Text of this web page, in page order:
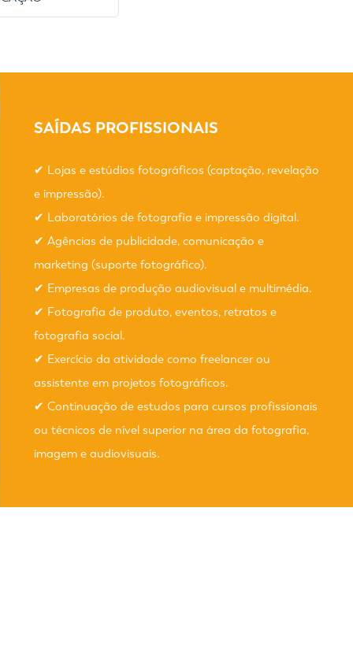
SAÍDAS PROFISSIONAIS
✔ Lojas e estúdios fotográficos (captação, revelação
e impressão).
✔ Laboratórios de fotografia e impressão digital.
✔ Agências de publicidade, comunicação e
marketing (suporte fotográfico).
✔ Empresas de produção audiovisual e multimédia.
✔ Fotografia de produto, eventos, retratos e
fotografia social.
✔ Exercício da atividade como freelancer ou
assistente em projetos fotográficos.
✔ Continuação de estudos para cursos profissionais
ou técnicos de nível superior na área da fotografia,
imagem e audiovisuais.